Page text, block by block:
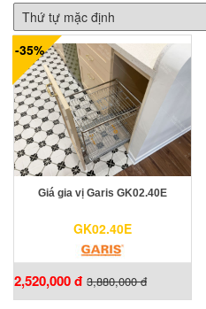
-35%
Giá gia vị Garis GK02.40E
GK02.40E
2,520,000 đ 3,880,000 đ